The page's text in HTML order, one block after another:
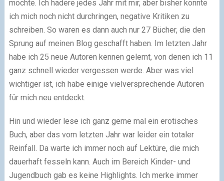
möchte. Ich hadere jedes Jahr mit mir, aber bisher konnte
ich mich noch nicht durchringen, negative Kritiken zu
schreiben. So waren es dann auch nur 27 Bücher, die den
Sprung auf meinen Blog geschafft haben. Im letzten Jahr
habe ich 25 neue Autoren kennen gelernt, von denen ich 11
ganz schnell wieder vergessen werde. Aber was viel
wichtiger ist, ich habe einige vielversprechende Autoren
für mich neu entdeckt.
Hin und wieder lese ich ganz gerne mal ein erotisches
Buch, aber das vom letzten Jahr war leider ein totaler
Reinfall. Da warte ich immer noch auf Lektüre, die mich
dauerhaft fesseln kann. Auch im Bereich Kinder- und
Jugendbuch gab es keine Highlights. Ich merke immer